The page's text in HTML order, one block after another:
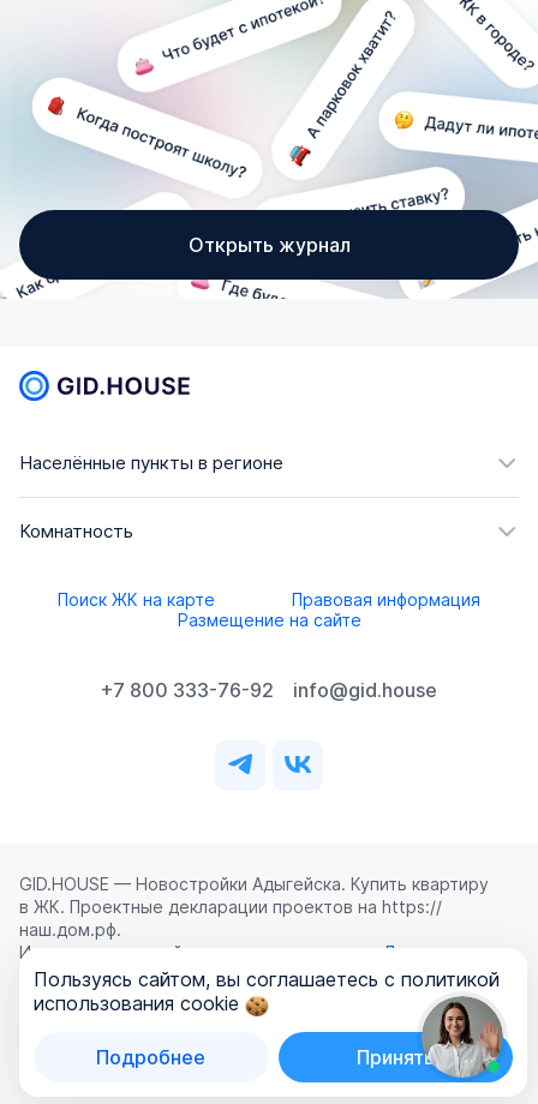
Открыть журнал
Населённые пункты в регионе
Комнатность
Поиск ЖК на карте
Правовая информация
Размещение на сайте
+7 800 333-76-92 info@gid.house
GID.HOUSE — Новостройки Адыгейска. Купить квартиру
в ЖК. Проектные декларации проектов на https://
наш.дом.рф.
Использование сайта означает согласие с
Лицензионным
соглашением ,Политикой конфиденциальностии
Политикой обработки персональных данных
ООО «ГИД.ХАУЗ»
Пользуясь сайтом, вы соглашаетесь с политикой
использования cookie
Подробнее Принять